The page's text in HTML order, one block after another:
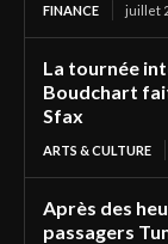
FINANCE juillet
La tournée
Boudchart
Sfax
ARTS & CULTURE
Après des
passagers